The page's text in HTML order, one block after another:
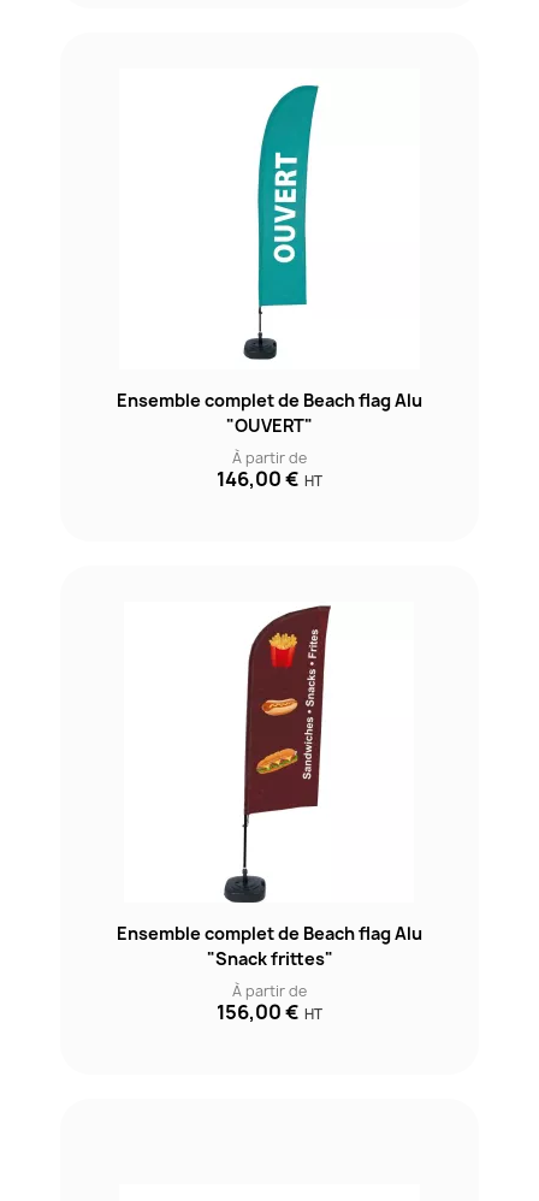
Ensemble complet de Beach flag Alu
"OUVERT"
À partir de
146,00 € HT
Ensemble complet de Beach flag Alu
"Snack frittes"
À partir de
156,00 € HT